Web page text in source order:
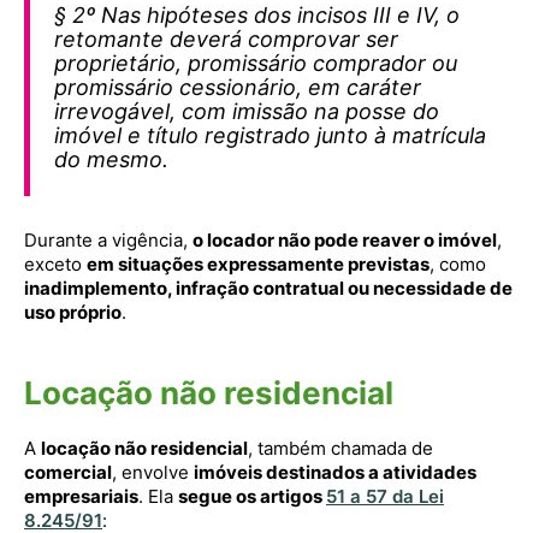
§ 2º Nas hipóteses dos incisos III e IV, o
retomante deverá comprovar ser
proprietário, promissário comprador ou
promissário cessionário, em caráter
irrevogável, com imissão na posse do
imóvel e título registrado junto à matrícula
do mesmo.
Durante a vigência, o locador não pode reaver o imóvel,
exceto em situações expressamente previstas, como
inadimplemento, infração contratual ou necessidade de
uso próprio.
Locação não residencial
A locação não residencial, também chamada de
comercial, envolve imóveis destinados a atividades
empresariais. Ela segue os artigos 51 a 57 da Lei
8.245/91: